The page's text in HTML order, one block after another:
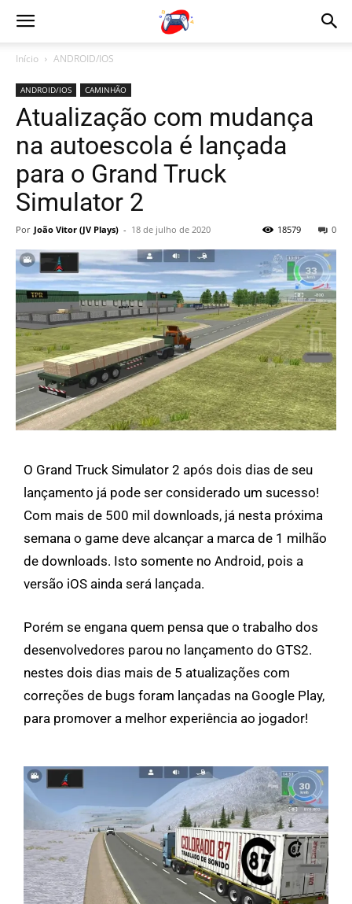
Início ANDROID/IOS
ANDROID/IOS CAMINHÃO
Atualização com mudança
na autoescola é lançada
para o Grand Truck
Simulator 2
Por João Vitor (JV Plays) - 18 de julho de 2020 0
18579
O Grand Truck Simulator 2 após dois dias de seu
lançamento já pode ser considerado um sucesso!
Com mais de 500 mil downloads, já nesta próxima
semana o game deve alcançar a marca de 1 milhão
de downloads. Isto somente no Android, pois a
versão iOS ainda será lançada.
Porém se engana quem pensa que o trabalho dos
desenvolvedores parou no lançamento do GTS2.
nestes dois dias mais de 5 atualizações com
correções de bugs foram lançadas na Google Play,
para promover a melhor experiência ao jogador!